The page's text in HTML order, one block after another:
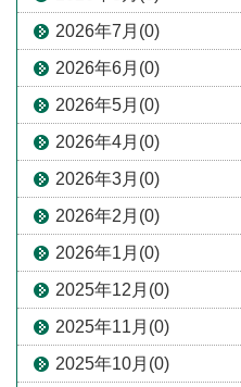
2026年7月(0)
2026年6月(0)
2026年5月(0)
2026年4月(0)
2026年3月(0)
2026年2月(0)
2026年1月(0)
2025年12月(0)
2025年11月(0)
2025年10月(0)